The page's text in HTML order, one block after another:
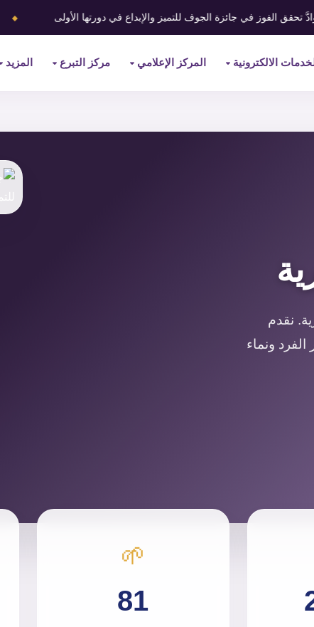
الجوف للتميز والإبداع في دورتها الأولى ⬥ تواد تفوز بـ ‎جائزة الأميرة صيتة ( ‎تنسيق ) في دورتها الأولى
الالكترونية المركز الإعلامي مركز التبرع المزيد
نقدم
ونماء
🌱
81